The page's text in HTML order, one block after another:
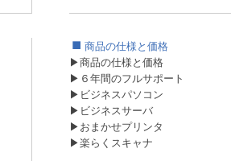
商品の仕様と価格
▶商品の仕様と価格
▶６年間のフルサポート
▶ビジネスパソコン
▶ビジネスサーバ
▶おまかせプリンタ
▶楽らくスキャナ